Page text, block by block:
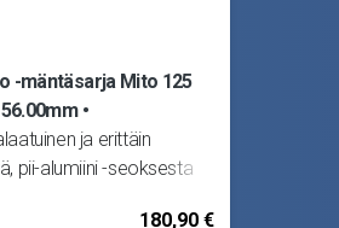
-mäntäsarja Mito 125
ja erittäin
pii-alumiini -seoksesta
180,90 €